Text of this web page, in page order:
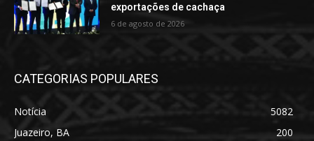
exportações de cachaça
6 de agosto de 2026
CATEGORIAS POPULARES
Notícia
5082
Juazeiro, BA
200